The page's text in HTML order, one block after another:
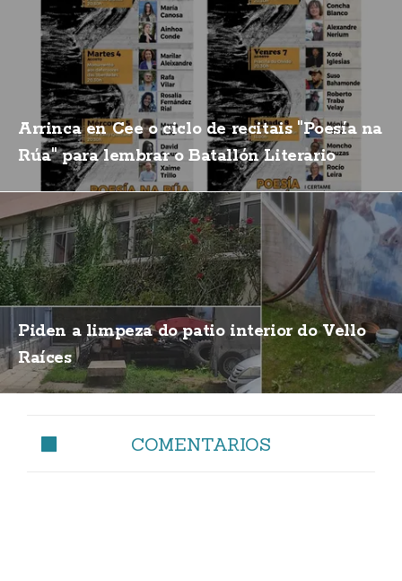
Arrinca en Cee o ciclo de recitais "Poesía na
Rúa" para lembrar o Batallón Literario
Piden a limpeza do patio interior do Vello
Raíces
COMENTARIOS